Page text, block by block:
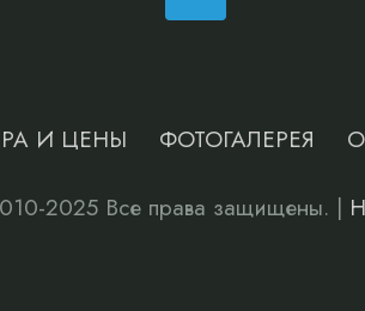
И ЦЕНЫ ФОТОГАЛЕРЕЯ
2025 Все права защищены. |